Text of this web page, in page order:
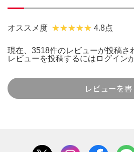
オススメ度 4.8点
現在、3518件のレビューが投稿さ
レビューを投稿するには ログイン
レビューを書